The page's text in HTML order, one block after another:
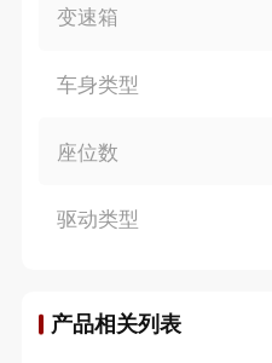
变速箱
车身类型
座位数
驱动类型
产品相关列表